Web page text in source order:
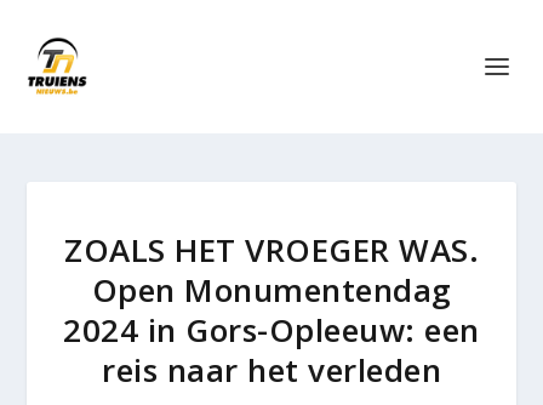
ZOALS HET VROEGER WAS.
Open Monumentendag
2024 in Gors-Opleeuw: een
reis naar het verleden